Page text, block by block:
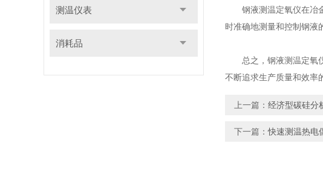
测温仪表
消耗品
钢液测温定氧仪在冶金
时准确地测量和控制钢液
总之，钢液测温定氧仪
不断追求生产质量和效率
上一篇： 经济型碳硅分
下一篇：快速测温热电